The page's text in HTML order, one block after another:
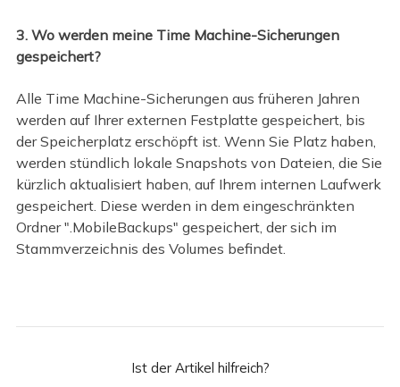
3. Wo werden meine Time Machine-Sicherungen
gespeichert?
Alle Time Machine-Sicherungen aus früheren Jahren
werden auf Ihrer externen Festplatte gespeichert, bis
der Speicherplatz erschöpft ist. Wenn Sie Platz haben,
werden stündlich lokale Snapshots von Dateien, die Sie
kürzlich aktualisiert haben, auf Ihrem internen Laufwerk
gespeichert. Diese werden in dem eingeschränkten
Ordner ".MobileBackups" gespeichert, der sich im
Stammverzeichnis des Volumes befindet.
Ist der Artikel hilfreich?